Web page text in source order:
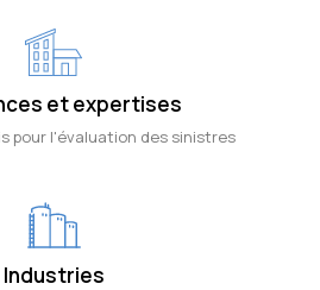
et expertises
pour l'évaluation des sinistres
Industries